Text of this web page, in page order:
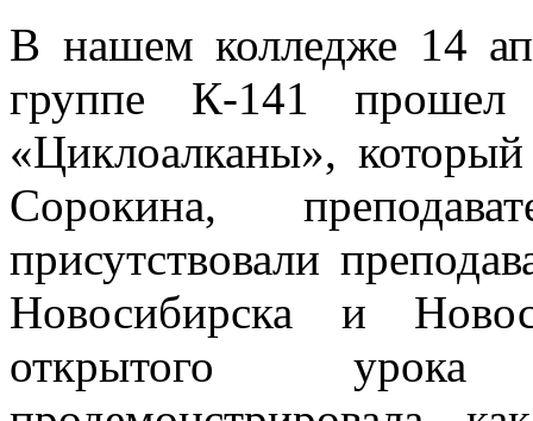
В нашем колледже 14
группе К-141
«Циклоалканы»,
Сорокина,
присутствовали
Новосибирска и
открытого